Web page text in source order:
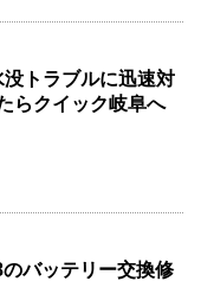
トラブルに迅速対
らクイック岐阜へ
のバッテリー交換修